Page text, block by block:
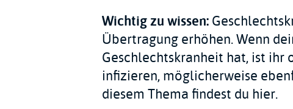
Wichtig zu wissen:
Übertragung erhöhen. Wenn
Geschlechtskranheit hat, ist ihr
infizieren, möglicherweise
diesem Thema findest du hier.